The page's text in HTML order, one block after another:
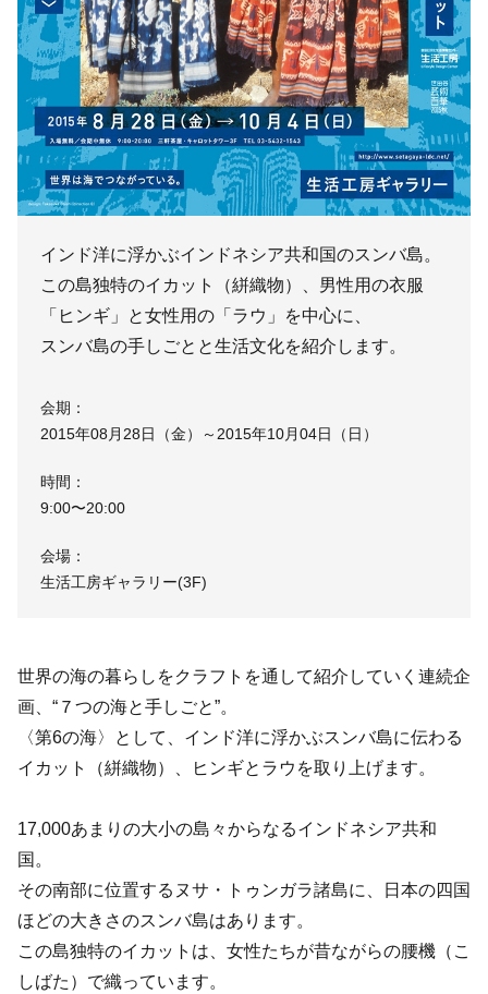
インド洋に浮かぶインドネシア共和国のスンバ島。
この島独特のイカット（絣織物）、男性用の衣服
「ヒンギ」と女性用の「ラウ」を中心に、
スンバ島の手しごとと生活文化を紹介します。
会期：
2015年08月28日（金）～2015年10月04日（日）
時間：
9:00〜20:00
会場：
生活工房ギャラリー(3F)
世界の海の暮らしをクラフトを通して紹介していく連続企
画、“７つの海と手しごと”。
〈第6の海〉として、インド洋に浮かぶスンバ島に伝わる
イカット（絣織物）、ヒンギとラウを取り上げます。
17,000あまりの大小の島々からなるインドネシア共和
国。
その南部に位置するヌサ・トゥンガラ諸島に、日本の四国
ほどの大きさのスンバ島はあります。
この島独特のイカットは、女性たちが昔ながらの腰機（こ
しばた）で織っています。